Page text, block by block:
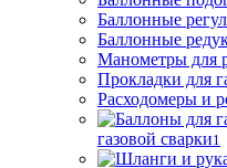
Баллонные
Баллонные
Манометры для
Прокладки для
Расходомеры и
газовой сварки1